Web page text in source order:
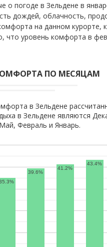
погоде в Зельдене в
дождей, облачность,
на данном курорте,
что уровень комфорта в
ПО МЕСЯЦАМ
в Зельдене
в Зельдене являются
Февраль и Январь.
39.6%
41.2%
43.4%